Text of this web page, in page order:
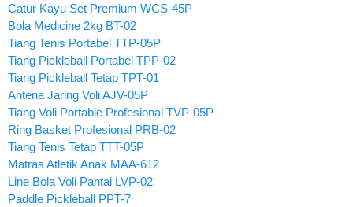
Catur Kayu Set Premium WCS-45P
Bola Medicine 2kg BT-02
Tiang Tenis Portabel TTP-05P
Tiang Pickleball Portabel TPP-02
Tiang Pickleball Tetap TPT-01
Antena Jaring Voli AJV-05P
Tiang Voli Portable Profesional TVP-05P
Ring Basket Profesional PRB-02
Tiang Tenis Tetap TTT-05P
Matras Atletik Anak MAA-612
Line Bola Voli Pantai LVP-02
Paddle Pickleball PPT-7